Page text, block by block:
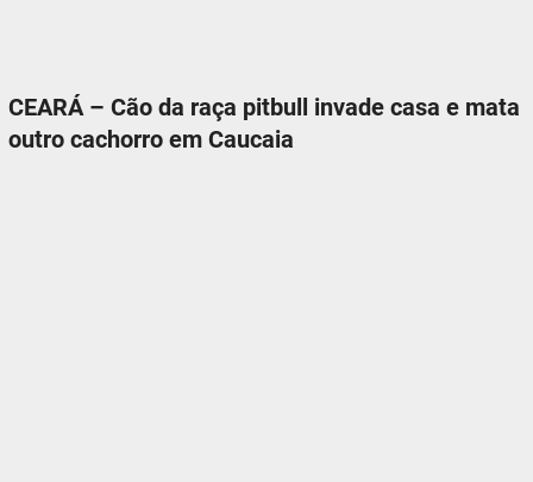
CEARÁ – Cão da raça pitbull invade casa e mata
outro cachorro em Caucaia